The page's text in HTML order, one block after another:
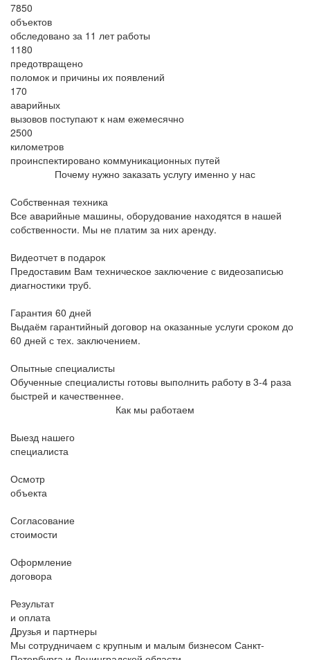
7850
объектов
обследовано за 11 лет работы
1180
предотвращено
поломок и причины их появлений
170
аварийных
вызовов поступают к нам ежемесячно
2500
километров
проинспектировано коммуникационных путей
Почему нужно заказать услугу именно у нас
Собственная техника
Все аварийные машины, оборудование находятся в нашей
собственности. Мы не платим за них аренду.
Видеотчет в подарок
Предоставим Вам техническое заключение с видеозаписью
диагностики труб.
Гарантия 60 дней
Выдаём гарантийный договор на оказанные услуги сроком до
60 дней с тех. заключением.
Опытные специалисты
Обученные специалисты готовы выполнить работу в 3-4 раза
быстрей и качественнее.
Как мы работаем
Выезд нашего
специалиста
Осмотр
объекта
Согласование
стоимости
Оформление
договора
Результат
и оплата
Друзья и партнеры
Мы сотрудничаем с крупным и малым бизнесом Санкт-